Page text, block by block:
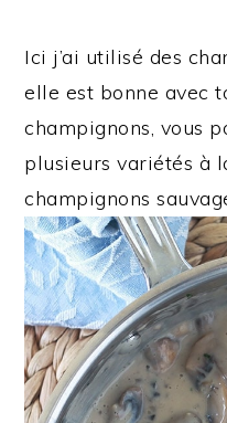
Ici j’ai utilisé des
elle est bonne avec
champignons, vous
plusieurs variétés à
champignons